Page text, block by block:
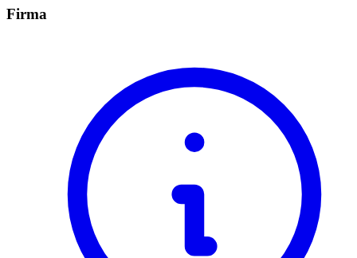
Firma